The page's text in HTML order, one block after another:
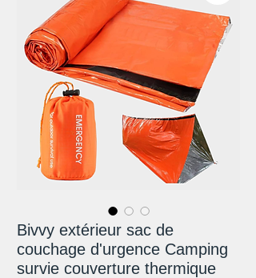
Bivvy extérieur sac de
couchage d'urgence Camping
survie couverture thermique